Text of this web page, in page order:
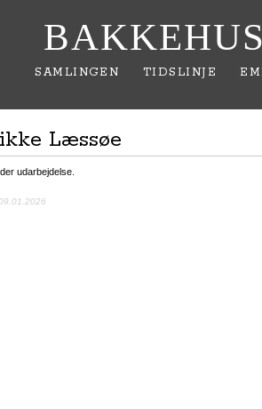
SAMLINGEN TIDSLINJE
Læssøe
udarbejdelse.